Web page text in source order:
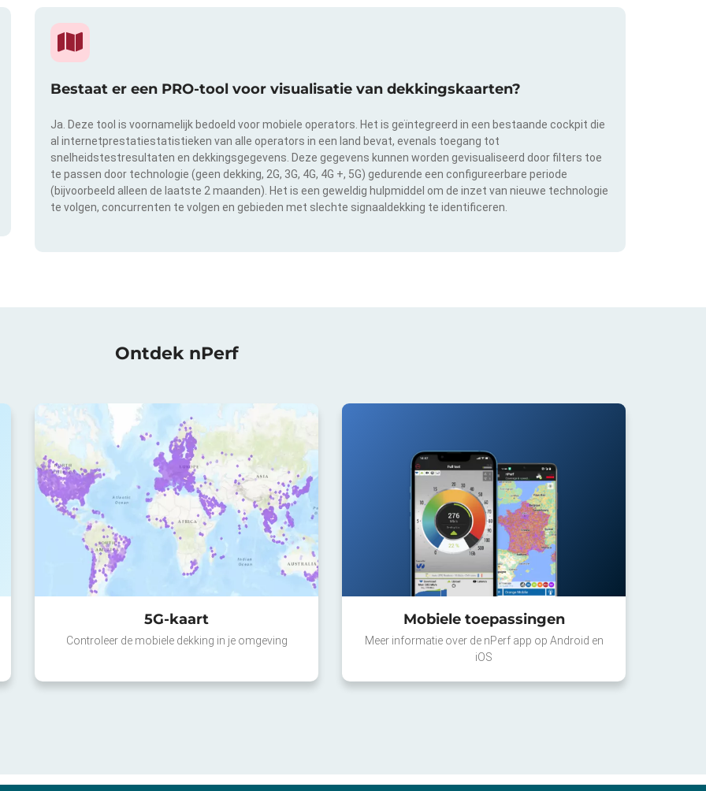
Bestaat er een PRO-tool voor visualisatie van dekkingskaarten?
Ja. Deze tool is voornamelijk bedoeld voor mobiele operators. Het is geïntegreerd in een bestaande cockpit die
al internetprestatiestatistieken van alle operators in een land bevat, evenals toegang tot
snelheidstestresultaten en dekkingsgegevens. Deze gegevens kunnen worden gevisualiseerd door filters toe
te passen door technologie (geen dekking, 2G, 3G, 4G, 4G +, 5G) gedurende een configureerbare periode
(bijvoorbeeld alleen de laatste 2 maanden). Het is een geweldig hulpmiddel om de inzet van nieuwe technologie
te volgen, concurrenten te volgen en gebieden met slechte signaaldekking te identificeren.
Ontdek nPerf
5G-kaart
Controleer de mobiele dekking in je omgeving
Mobiele toepassingen
Meer informatie over de nPerf app op Android en
iOS